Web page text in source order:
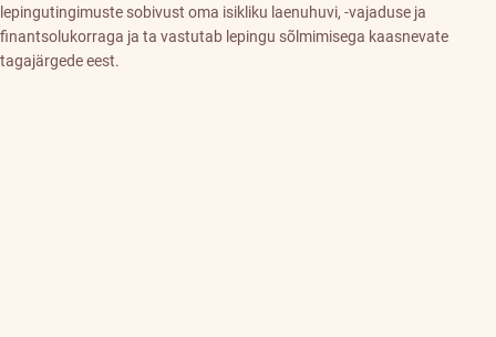
lepingutingimuste sobivust oma isikliku laenuhuvi, -vajaduse ja
finantsolukorraga ja ta vastutab lepingu sõlmimisega kaasnevate
tagajärgede eest.